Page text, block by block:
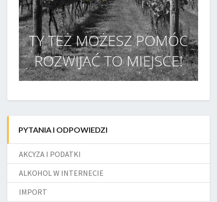
PYTANIA I ODPOWIEDZI
AKCYZA I PODATKI
ALKOHOL W INTERNECIE
IMPORT